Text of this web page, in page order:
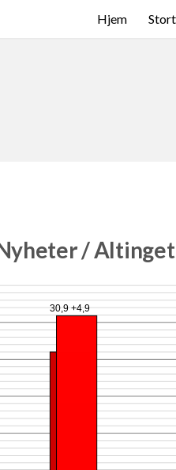
Hjem
/ Altinget
30,9 +4,9